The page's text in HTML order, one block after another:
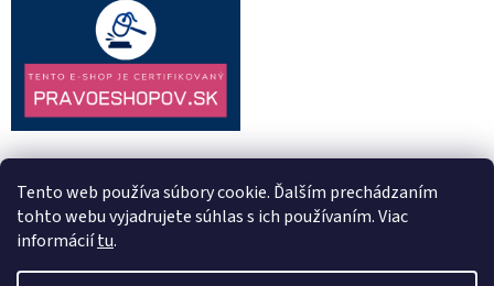
Tento web používa súbory cookie. Ďalším prechádzaním
tohto webu vyjadrujete súhlas s ich používaním. Viac
informáciítu.